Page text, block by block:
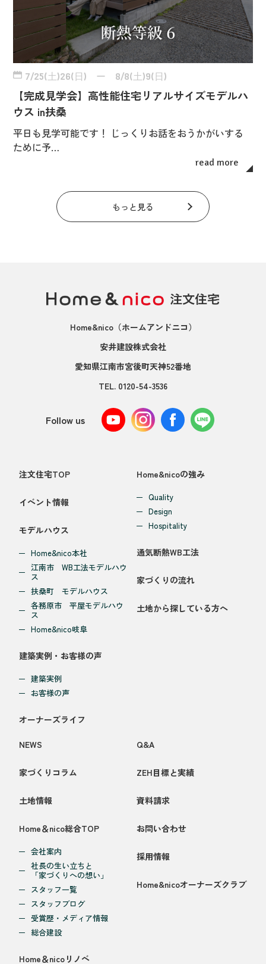
7/25(土)26(日) ー 8/8(土)9(日)
【完成見学会】高性能住宅リアルサイズモデルハ
ウス in扶桑
平日も見学可能です！ じっくりお話をおうかがいする
ために予…
read more
もっと見る
Home&nico（ホームアンドニコ）
安井建設株式会社
愛知県江南市宮後町天神52番地
TEL. 0120-54-3536
Follow us
注文住宅TOP
イベント情報
モデルハウス
Home&nico本社
江南市 WB工法モデルハウ
ス
扶桑町 モデルハウス
各務原市 平屋モデルハウ
ス
Home&nico岐阜
建築実例・お客様の声
建築実例
お客様の声
オーナーズライフ
Home&nicoの強み
Quality
Design
Hospitality
通気断熱WB工法
家づくりの流れ
土地から探している方へ
NEWS
家づくりコラム
土地情報
Home＆nico総合TOP
会社案内
社長の生い立ちと
「家づくりへの想い」
スタッフ一覧
スタッフブログ
受賞歴・メディア情報
総合建設
Home＆nicoリノベ
Q&A
ZEH目標と実績
資料請求
お問い合わせ
採用情報
Home&nicoオーナーズクラブ